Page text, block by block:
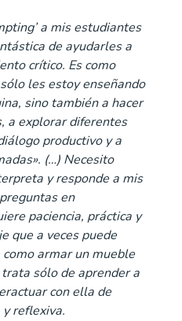
a mis estudiantes
de ayudarles a
crítico. Es como
les estoy enseñando
sino también a hacer
a explorar diferentes
productivo y a
(…) Necesito
y responde a mis
en
paciencia, práctica y
que a veces puede
armar un mueble
sólo de aprender a
con ella de
reflexiva.